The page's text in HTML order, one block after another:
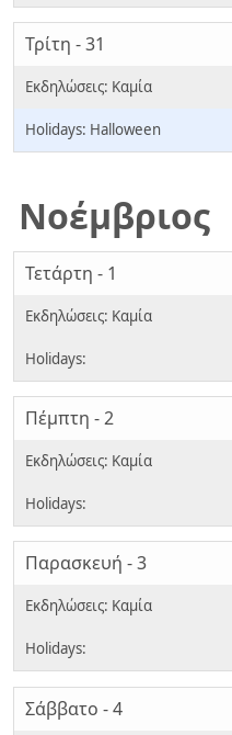
Τρίτη - 31
Halloween
Νοέμβριος
Τετάρτη - 1
Πέμπτη - 2
Παρασκευή - 3
Σάββατο - 4